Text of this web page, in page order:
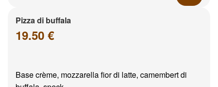
Pizza di buffala
19.50 €
Base crème, mozzarella fior di latte, camembert di